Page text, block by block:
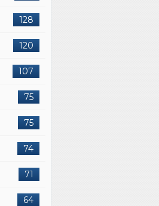
128
120
107
75
75
74
71
64